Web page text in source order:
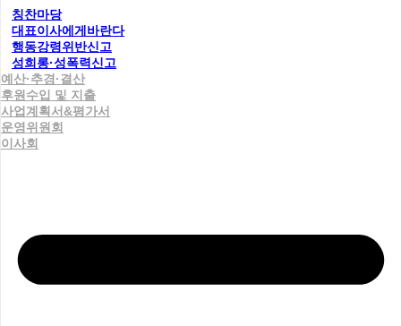
칭찬마당
대표이사에게바란다
행동강령위반신고
성희롱·성폭력신고
예산·추경·결산
후원수입 및 지출
사업계획서&평가서
운영위원회
이사회